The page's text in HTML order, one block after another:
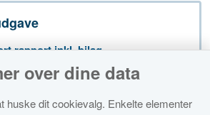
rapport inkl. bilag
over dine data
huske dit cookievalg. Enkelte elementer